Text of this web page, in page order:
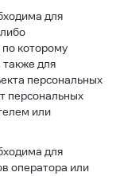
для
которому
также для
персональных
персональных
или
для
оператора или